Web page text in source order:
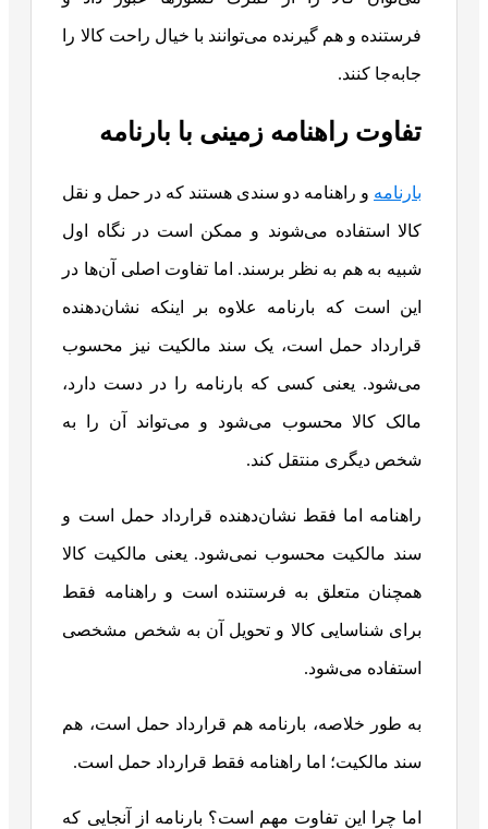
فرستنده و هم گیرنده می‌توانند با خیال راحت کالا را
جابه‌جا کنند.
تفاوت راهنامه زمینی با بارنامه
بارنامه و راهنامه دو سندی هستند که در حمل و نقل
کالا استفاده می‌شوند و ممکن است در نگاه اول
شبیه به هم به نظر برسند. اما تفاوت اصلی آن‌ها در
این است که بارنامه علاوه بر اینکه نشان‌دهنده
قرارداد حمل است، یک سند مالکیت نیز محسوب
می‌شود. یعنی کسی که بارنامه را در دست دارد،
مالک کالا محسوب می‌شود و می‌تواند آن را به
شخص دیگری منتقل کند.
راهنامه اما فقط نشان‌دهنده قرارداد حمل است و
سند مالکیت محسوب نمی‌شود. یعنی مالکیت کالا
همچنان متعلق به فرستنده است و راهنامه فقط
برای شناسایی کالا و تحویل آن به شخص مشخصی
استفاده می‌شود.
به طور خلاصه، بارنامه هم قرارداد حمل است، هم
سند مالکیت؛ اما راهنامه فقط قرارداد حمل است.
اما چرا این تفاوت مهم است؟ بارنامه از آنجایی که